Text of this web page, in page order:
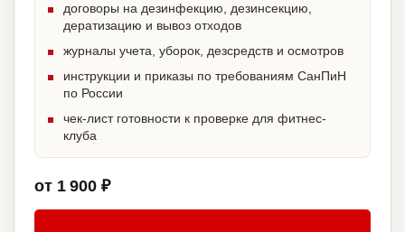
договоры на дезинфекцию, дезинсекцию,
дератизацию и вывоз отходов
журналы учета, уборок, дезсредств и осмотров
инструкции и приказы по требованиям СанПиН
по России
чек-лист готовности к проверке для фитнес-
клуба
от 1 900 ₽